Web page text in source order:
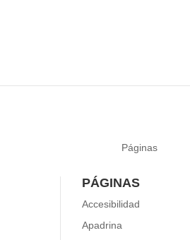
Páginas
PÁGINAS
Accesibilidad
Apadrina